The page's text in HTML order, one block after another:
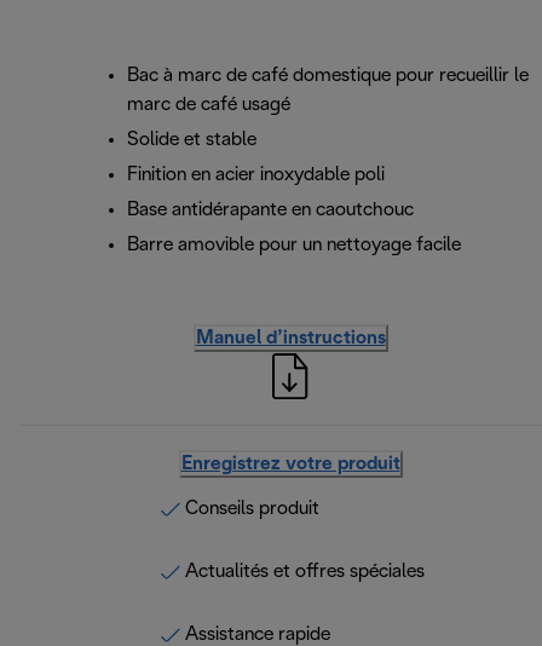
Bac à marc de café domestique pour recueillir le
marc de café usagé
Solide et stable
Finition en acier inoxydable poli
Base antidérapante en caoutchouc
Barre amovible pour un nettoyage facile
Manuel d’instructions
Enregistrez votre produit
Conseils produit
Actualités et offres spéciales
Assistance rapide